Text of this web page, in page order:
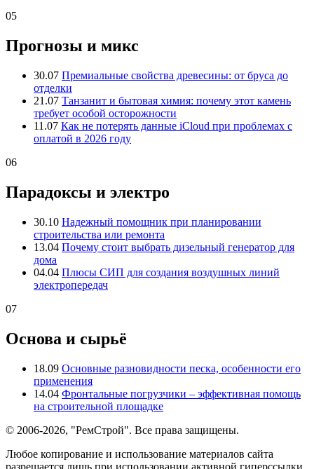
05
Прогнозы и микс
30.07 Премиальные свойства древесины: от бруса до
отделки
21.07 Танзанит и бытовая химия: почему этот камень
требует особой осторожности
11.07 Как не потерять данные iCloud при проблемах с
оплатой в 2026 году
06
Парадоксы и электро
30.10 Надежный помощник при планировании
строительства или ремонта
13.04 Почему стоит выбрать дизельный генератор для
дома
04.04 Плюсы СИП для создания воздушных линий
электропередач
07
Основа и сырьё
18.09 Основные разновидности песка, особенности его
применения
14.04 Фронтальные погрузчики – эффективная помощь
на строительной площадке
© 2006-2026, "РемСтрой". Все права защищены.
Любое копирование и использование материалов сайта
разрешается лишь при использовании активной гиперссылки